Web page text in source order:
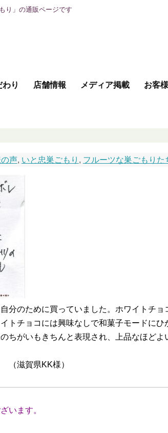
り」の通販ページです
り 店舗情報 メディア掲載 お客
声, いと忠巣ごもり , フルーツな巣ごもりた
分のために買っていました。ホワイトチョ
トチョコには興味なしで和菓子モードにひ
ちがいもきちんと表現され、上品なほどよ
）
います。